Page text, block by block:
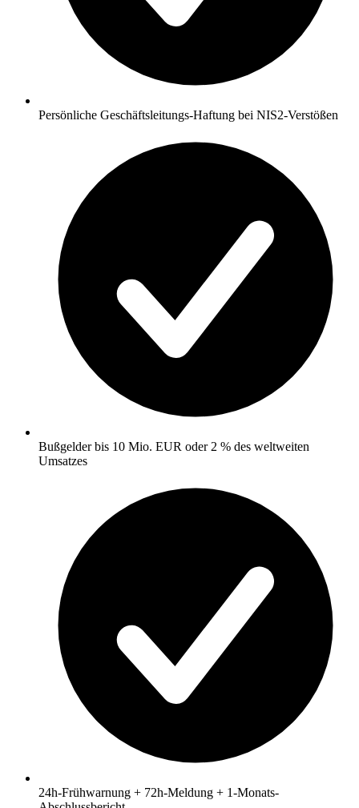
Persönliche Geschäftsleitungs-Haftung bei NIS2-Verstößen
Bußgelder bis 10 Mio. EUR oder 2 % des weltweiten
Umsatzes
24h-Frühwarnung + 72h-Meldung + 1-Monats-